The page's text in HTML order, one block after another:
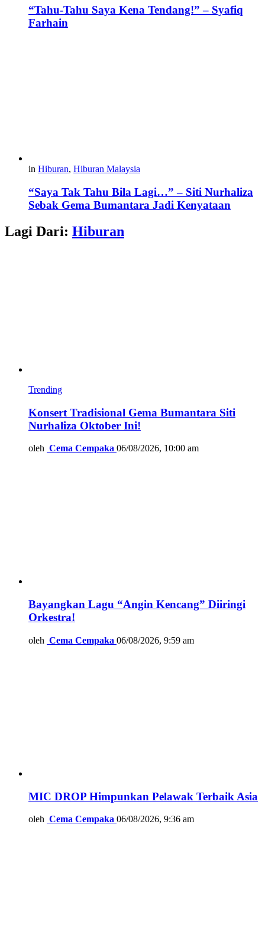
“Tahu-Tahu Saya Kena Tendang!” – Syafiq
Farhain
in Hiburan, Hiburan Malaysia
“Saya Tak Tahu Bila Lagi…” – Siti Nurhaliza
Sebak Gema Bumantara Jadi Kenyataan
Lagi Dari: Hiburan
Trending
Konsert Tradisional Gema Bumantara Siti
Nurhaliza Oktober Ini!
oleh Cema Cempaka 06/08/2026, 10:00 am
Bayangkan Lagu “Angin Kencang” Diiringi
Orkestra!
oleh Cema Cempaka 06/08/2026, 9:59 am
MIC DROP Himpunkan Pelawak Terbaik Asia
oleh Cema Cempaka 06/08/2026, 9:36 am